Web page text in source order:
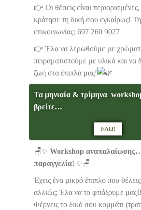
👉 Οι θέσεις είναι
κράτησε τη δική σου εγκαίρως!
επικοινωνίας: 697 260 9027
👉 Έλα να λερωθούμε με
πειραματιστούμε με υλικά και
ζωή στα έπιπλά μας!
Τα μηνιαία & τρίμηνα
βρείτε…
ΕΔΩ!
🪑✨ Workshop
παραγγελία! ✨🪑
Έχεις ένα μικρό έπιπλο που
αλλιώς; Έλα να το φτιάξουμε μαζί!
Φέρνεις το δικό σου κομμάτι